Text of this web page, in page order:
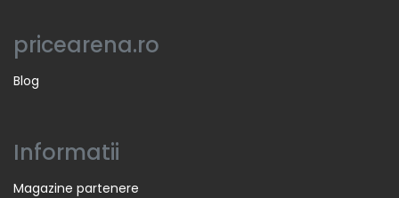
pricearena.ro
Blog
Informatii
Magazine partenere